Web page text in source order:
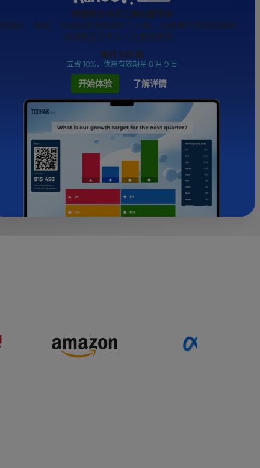
终极的企业员工参与度平台
将演示、会议、活动和培训变成引人入胜、以结果为导向的体验，
全球数百万专业人士都在使用。
每月 $19 起
立省 10%，优惠有效期至 8 月 9 日
开始体验 了解详情